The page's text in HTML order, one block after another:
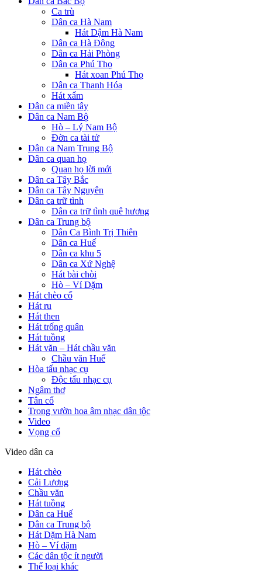
Ca trù
Dân ca Hà Nam
Hát Dậm Hà Nam
Dân ca Hà Đông
Dân ca Hải Phòng
Dân ca Phú Thọ
Hát xoan Phú Thọ
Dân ca Thanh Hóa
Hát xẩm
Dân ca miền tây
Dân ca Nam Bộ
Hò – Lý Nam Bộ
Đờn ca tài tử
Dân ca Nam Trung Bộ
Dân ca quan họ
Quan họ lời mới
Dân ca Tây Bắc
Dân ca Tây Nguyên
Dân ca trữ tình
Dân ca trữ tình quê hương
Dân ca Trung bộ
Dân Ca Bình Trị Thiên
Dân ca Huế
Dân ca khu 5
Dân ca Xứ Nghệ
Hát bài chòi
Hò – Ví Dặm
Hát chèo cổ
Hát ru
Hát then
Hát trống quân
Hát tuồng
Hát văn – Hát chầu văn
Chầu văn Huế
Hòa tấu nhạc cụ
Độc tấu nhạc cụ
Ngâm thơ
Tân cổ
Trong vườn hoa âm nhạc dân tộc
Video
Vọng cổ
Video dân ca
Hát chèo
Cải Lương
Chầu văn
Hát tuồng
Dân ca Huế
Dân ca Trung bộ
Hát Dặm Hà Nam
Hò – Ví dặm
Các dân tộc ít người
Thể loại khác